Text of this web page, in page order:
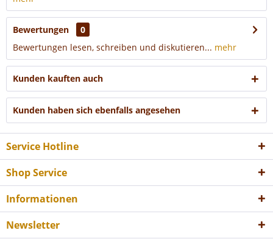
Bewertungen
0
Bewertungen lesen, schreiben und diskutieren... mehr
Kunden kauften auch
Kunden haben sich ebenfalls angesehen
Service Hotline
Shop Service
Informationen
Newsletter